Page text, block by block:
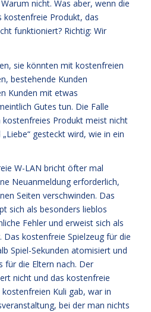
nicht. Was aber, wenn die
kostenfreie Produkt, das
funktioniert? Richtig: Wir
sie könnten mit kostenfreien
bestehende Kunden
Kunden mit etwas
Gutes tun. Die Falle
Produkt meist nicht
gesteckt wird, wie in ein
W-LAN bricht öfter mal
Neuanmeldung erforderlich,
Seiten verschwinden. Das
sich als besonders lieblos
Fehler und erweist sich als
Das kostenfreie Spielzeug für die
Spiel-Sekunden atomisiert und
für die Eltern nach. Der
nicht und das kostenfreie
Kuli gab, war in
bei der man nichts